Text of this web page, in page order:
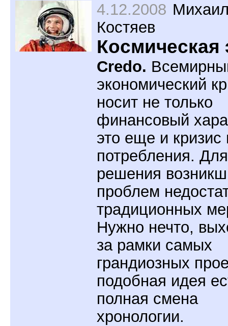
4.12.2008
Костяев
Космическая
Credo.
экономический
носит не только
финансовый
это еще и кризис
потребления. Для
решения
проблем
традиционных
Нужно нечто,
за рамки самых
грандиозных
подобная идея
полная смена
хронологии.